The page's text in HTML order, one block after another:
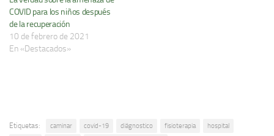
COVID para los niños después
de la recuperación
10 de febrero de 2021
En «Destacados»
Etiquetas: caminar covid-19 diágnostico fisioterapia
hospital